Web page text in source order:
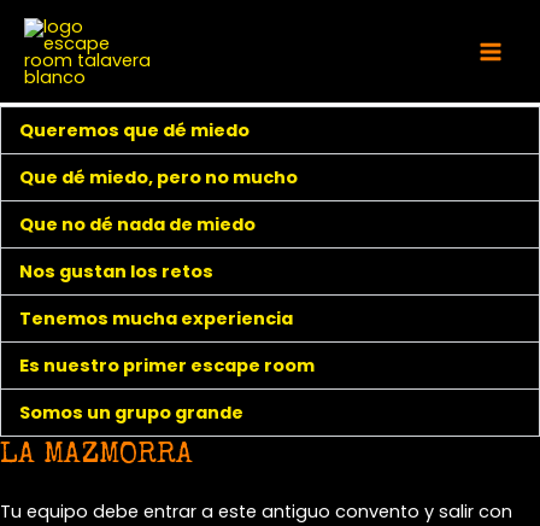
contenido
Queremos que dé miedo
Que dé miedo, pero no mucho
Que no dé nada de miedo
Nos gustan los retos
Tenemos mucha experiencia
Es nuestro primer escape room
Somos un grupo grande
LA MAZMORRA
Tu equipo debe entrar a este antiguo convento y salir con